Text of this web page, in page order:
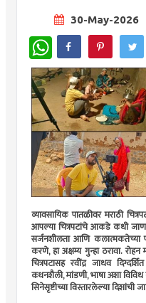
30-May-2026
WhatsApp
व्यावसायिक पातळीवर मराठी
आपल्या चित्रपटांचे आकडे कधी
सर्जनशीलता आणि कलात्मकतेच्या
करणे, हा अक्षम्य गुन्हा ठरावा. रोहन
चित्रपटासह रवींद्र जाधव
कथनशैली, मांडणी, भाषा अशा विविध
सिनेसृष्टीच्या विस्तारलेल्या दिशांची